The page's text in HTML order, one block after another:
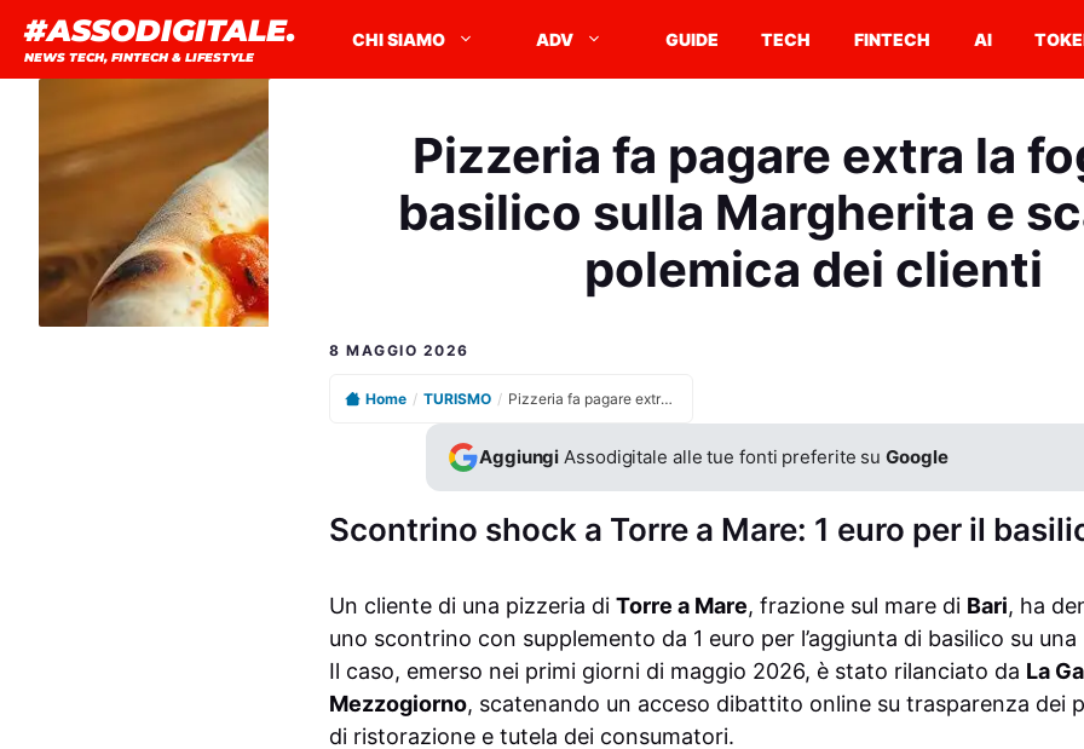
contenuto
#ASSODIGITALE.
NEWS TECH, FINTECH & LIFESTYLE
CHI SIAMO ADV GUIDE TECH FINTECH AI
Pizzeria fa pagare extra la
basilico sulla Margherita e
polemica dei clienti
8 MAGGIO 2026
Home / TURISMO / Pizzeria fa pagare extra la foglia di basilico sulla Margherita e scatta la polemica dei clienti
Aggiungi Assodigitale alle tue fonti preferite suGoogle
Scontrino shock a Torre a Mare: 1 euro per il
Un cliente di una pizzeria di Torre a Mare, frazione sul mare di Bari, ha
uno scontrino con supplemento da 1 euro per l’aggiunta di basilico su una
Il caso, emerso nei primi giorni di maggio 2026, è stato rilanciato da La
Mezzogiorno, scatenando un acceso dibattito online su trasparenza dei
di ristorazione e tutela dei consumatori.